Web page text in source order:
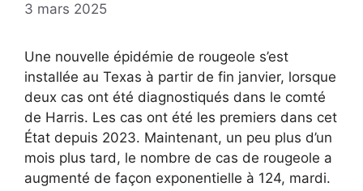
3 mars 2025
Une nouvelle épidémie de rougeole s’est
installée au Texas à partir de fin janvier, lorsque
deux cas ont été diagnostiqués dans le comté
de Harris. Les cas ont été les premiers dans cet
État depuis 2023. Maintenant, un peu plus d’un
mois plus tard, le nombre de cas de rougeole a
augmenté de façon exponentielle à 124, mardi.